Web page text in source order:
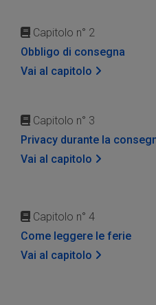
Capitolo n° 2
Obbligo di consegna
Vai al capitolo
Capitolo n° 3
Privacy durante la
Vai al capitolo
Capitolo n° 4
Come leggere le ferie
Vai al capitolo